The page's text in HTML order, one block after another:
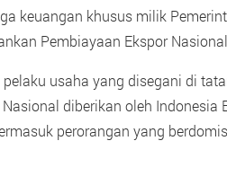
keuangan khusus milik
Pembiayaan Ekspor Nasional
usaha yang disegani di
diberikan oleh
perorangan yang